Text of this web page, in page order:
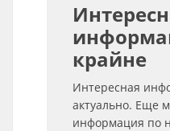
крайне
Интересная
актуально. Еще
информация по